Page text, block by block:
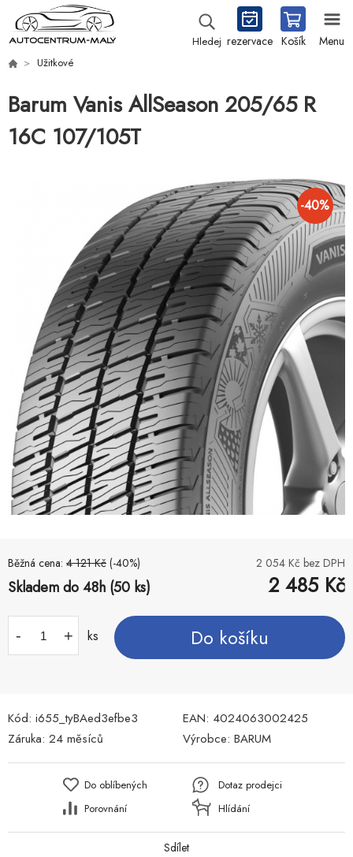
Hledej rezervace Košík Menu
Užitkové
Barum Vanis AllSeason 205/65 R
16C 107/105T
-40%
Běžná cena: 4 121 Kč (-40%) 2 054 Kč bez DPH
Skladem do 48h (50 ks) 2 485 Kč
- + ks Do košíku
Kód: i655_tyBAed3efbe3 EAN: 4024063002425
Záruka: 24 měsíců Výrobce: BARUM
Do oblíbených
Porovnání
Dotaz prodejci
Hlídání
Sdílet